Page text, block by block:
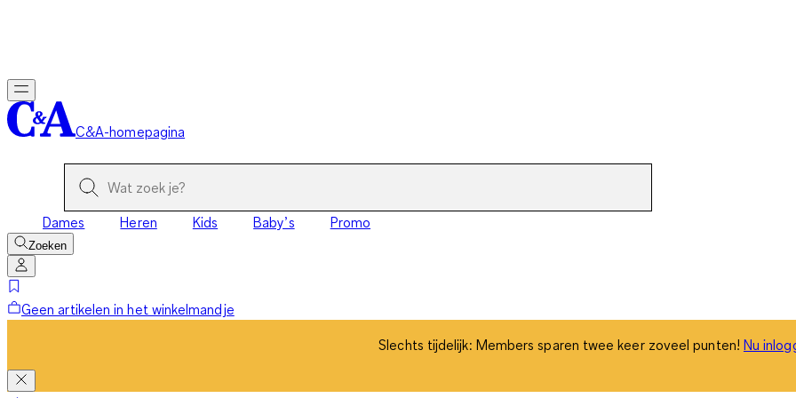
C&A-homepagina
Dames Heren Kids Baby’s Promo
Zoeken
Geen artikelen in het winkelmandje
Slechts tijdelijk: Members sparen twee keer zoveel punten! Nu